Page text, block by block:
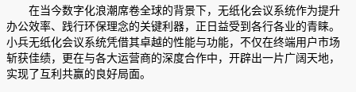
在当今数字化浪潮席卷全球的背景下，无纸化会议系统作为提升
办公效率、践行环保理念的关键利器，正日益受到各行各业的青睐。
小兵无纸化会议系统凭借其卓越的性能与功能，不仅在终端用户市场
斩获佳绩，更在与各大运营商的深度合作中，开辟出一片广阔天地，
实现了互利共赢的良好局面。